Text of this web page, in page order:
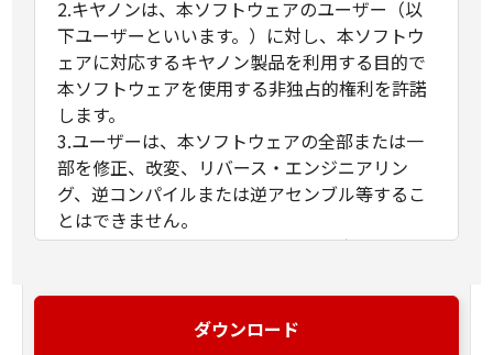
2.キヤノンは、本ソフトウェアのユーザー（以
下ユーザーといいます。）に対し、本ソフトウ
ェアに対応するキヤノン製品を利用する目的で
本ソフトウェアを使用する非独占的権利を許諾
します。
3.ユーザーは、本ソフトウェアの全部または一
部を修正、改変、リバース・エンジニアリン
グ、逆コンパイルまたは逆アセンブル等するこ
とはできません。
4.キヤノン、キヤノンマーケティングジャパン
ソフトウェアがユーザーの特定の目的のために
適当であること、もしくは有用であること、ま
ダウンロード